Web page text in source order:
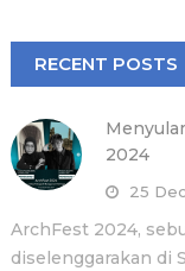
RECENT POSTS
2024
25
ArchFest 2024,
diselenggarakan di